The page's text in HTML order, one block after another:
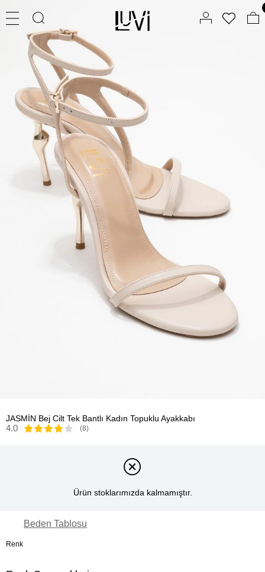
JASMİN Bej Cilt Tek Bantlı Kadın Topuklu Ayakkabı
4.0 (8)
Ürün stoklarımızda kalmamıştır.
Beden Tablosu
Renk